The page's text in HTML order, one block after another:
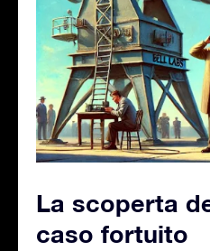
La scoperta
caso fortuito